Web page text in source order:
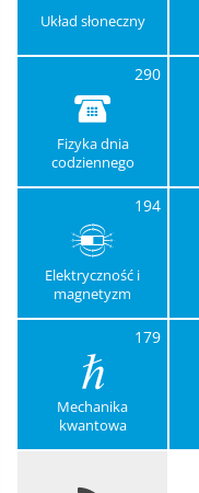
Układ słoneczny
290
Fizyka dnia
codziennego
194
Elektryczność i
magnetyzm
179
Mechanika
kwantowa